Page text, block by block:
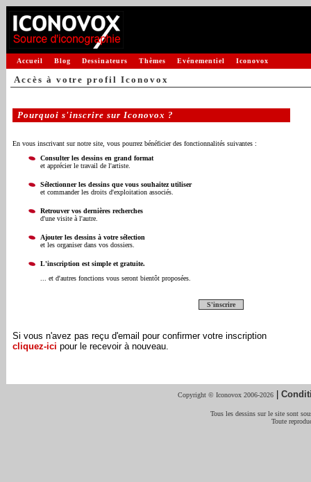
Accueil Blog Dessinateurs Thèmes Evénementiel Iconovox
Accès à votre profil Iconovox
Pourquoi s'inscrire sur Iconovox ?
En vous inscrivant sur notre site, vous pourrez bénéficier des fonctionnalités suivantes :
Consulter les dessins en grand format
et apprécier le travail de l'artiste.
Sélectionner les dessins que vous souhaitez utiliser
et commander les droits d'exploitation associés.
Retrouver vos dernières recherches
d'une visite à l'autre.
Ajouter les dessins à votre sélection
et les organiser dans vos dossiers.
L'inscription est simple et gratuite.
... et d'autres fonctions vous seront bientôt proposées.
S'inscrire
Si vous n'avez pas reçu d'email pour confirmer votre inscription
cliquez-ici pour le recevoir à nouveau.
Copyright © Iconovox 2006-2026 |
Tous les dessins sur le site sont
Toute